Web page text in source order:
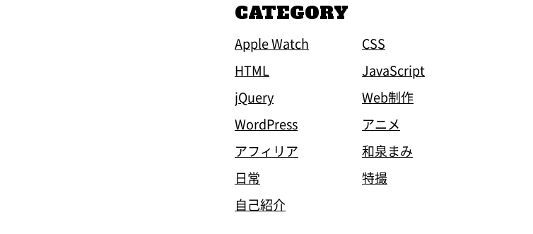
CATEGORY
Apple Watch
CSS
HTML
JavaScript
jQuery
Web制作
WordPress
アニメ
アフィリア
和泉まみ
日常
特撮
自己紹介